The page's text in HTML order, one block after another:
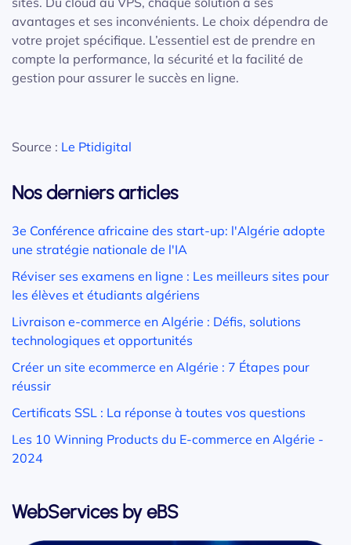
avantages et ses inconvénients. Le choix dépendra de
votre projet spécifique. L’essentiel est de prendre en
compte la performance, la sécurité et la facilité de
gestion pour assurer le succès en ligne.
Source : Le Ptidigital
Nos derniers articles
3e Conférence africaine des start-up: l'Algérie adopte
une stratégie nationale de l'IA
Réviser ses examens en ligne : Les meilleurs sites pour
les élèves et étudiants algériens
Livraison e-commerce en Algérie : Défis, solutions
technologiques et opportunités
Créer un site ecommerce en Algérie : 7 Étapes pour
réussir
Certificats SSL : La réponse à toutes vos questions
Les 10 Winning Products du E-commerce en Algérie -
2024
WebServices by eBS